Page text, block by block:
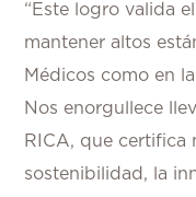
“Este logro valida
mantener altos
Médicos como en
Nos enorgullece
RICA, que certifica
sostenibilidad, la